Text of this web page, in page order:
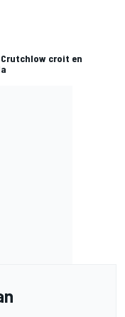
croit en